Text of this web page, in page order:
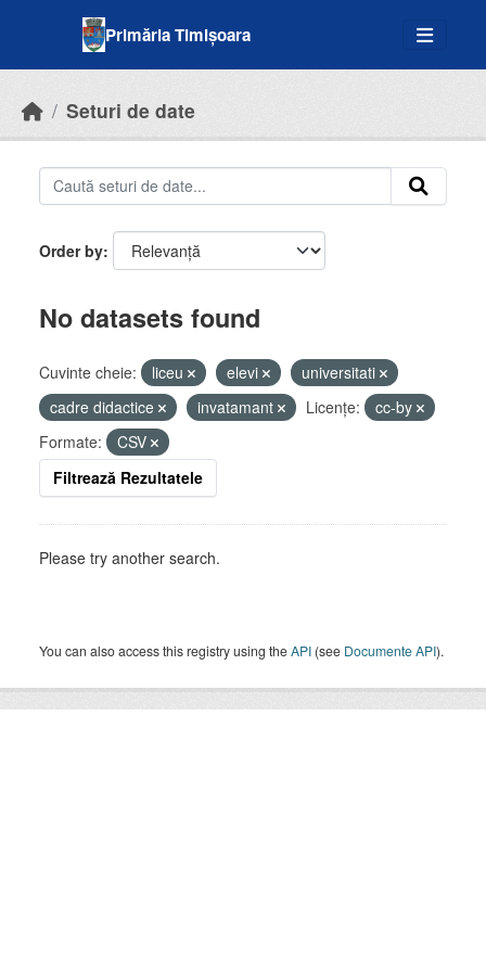
Primăria Timișoara
Seturi de date
Order by
No datasets found
Cuvinte cheie: liceu elevi
universitati
cadre didactice
invatamant Licenţe:
cc-by
Formate:
CSV
Filtrează Rezultatele
Please try another search.
You can also access this registry using theAPI (see Documente API).